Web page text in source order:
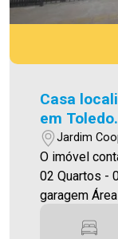
Casa
em Toledo.
Jardim
O imóvel
02 Quartos -
garagem Área construída: 46,08m² Área
uma das